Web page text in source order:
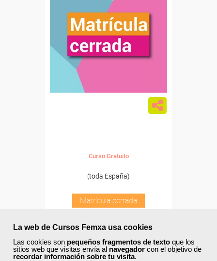
La web de Cursos Femxa usa cookies
Las cookies son pequeños fragmentos de texto que los
sitios web que visitas envía al navegador con el objetivo de
recordar información sobre tu visita.
Curso Gratuito
(toda España)
Matrícula cerrada
0 0